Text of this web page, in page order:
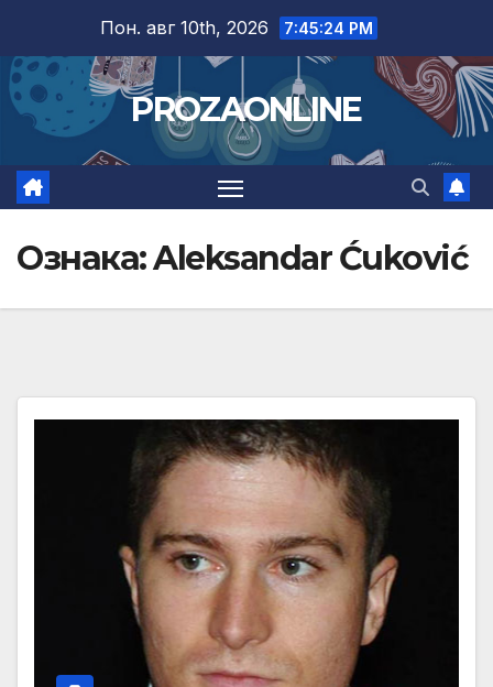
content
Пон. авг 10th, 2026 7:45:26 PM
PROZAONLINE
Ознака:Aleksandar Ćuković